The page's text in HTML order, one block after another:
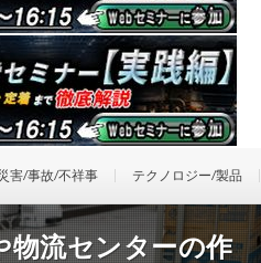
害/事故/不祥事 テクノロジー/製品
物流センターの作